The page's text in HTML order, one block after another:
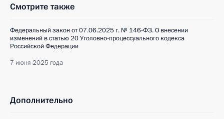
Смотрите также
Федеральный закон от 07.06.2025 г. № 146-ФЗ. О внесении
изменений в статью 20 Уголовно-процессуального кодекса
Российской Федерации
7 июня 2025 года
Дополнительно